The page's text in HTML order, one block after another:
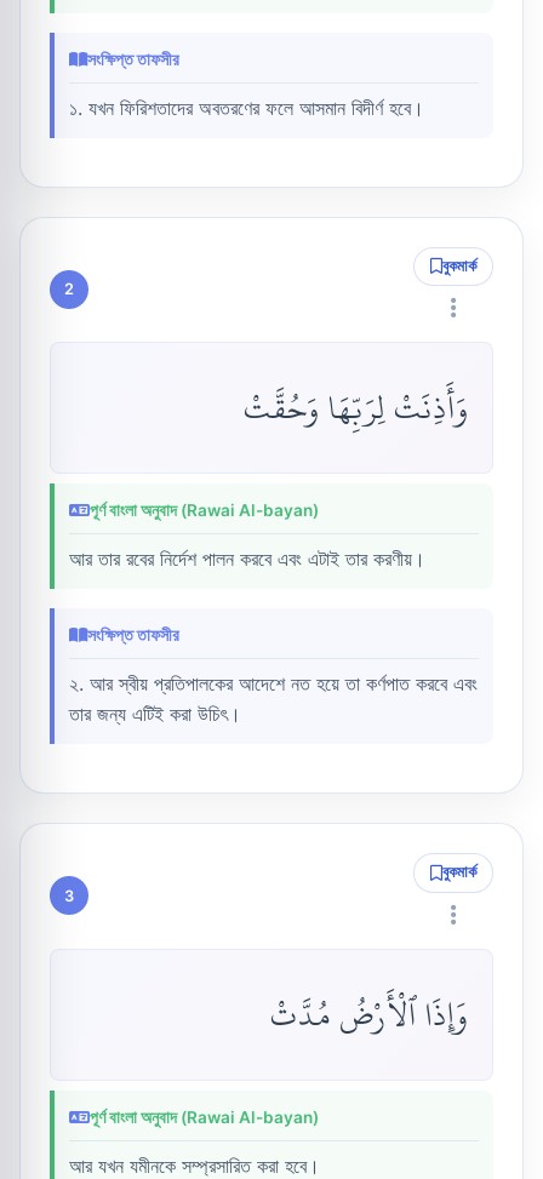
সংক্ষিপ্ত তাফসীর
১. যখন ফিরিশতাদের অবতরণের ফলে আসমান বিদীর্ণ হবে।
2
বুকমার্ক
وَأَذِنَتْ لِرَبِّهَا وَحُقَّتْ
পূর্ণ বাংলা অনুবাদ (Rawai Al-bayan)
আর তার রবের নির্দেশ পালন করবে এবং এটাই তার করণীয়।
সংক্ষিপ্ত তাফসীর
২. আর স্বীয় প্রতিপালকের আদেশে নত হয়ে তা কর্ণপাত করবে এবং
তার জন্য এটিই করা উচিৎ।
3
বুকমার্ক
وَإِذَا ٱلْأَرْضُ مُدَّتْ
পূর্ণ বাংলা অনুবাদ (Rawai Al-bayan)
আর যখন যমীনকে সম্প্রসারিত করা হবে।